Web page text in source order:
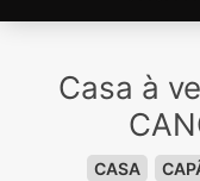
Casa à
CASA